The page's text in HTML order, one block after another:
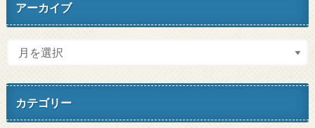
アーカイブ
カテゴリー